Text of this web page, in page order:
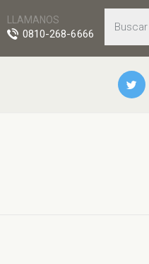
LLAMANOS
0810-268-6666